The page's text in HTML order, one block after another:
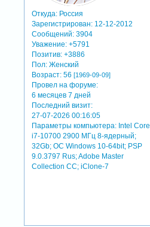
Откуда: Россия
Зарегистрирован: 12-12-2012
Сообщений: 3904
Уважение: +5791
Позитив: +3886
Пол: Женский
Возраст: 56[1969-09-09]
Провел на форуме:
6 месяцев 7 дней
Последний визит:
27-07-2026 00:16:05
Параметры компьютера: Intel Core
i7-10700 2900 МГц 8-ядерный;
32Gb; ОС Windows 10-64bit; PSP
9.0.3797 Rus; Adobe Master
Collection СС; iClone-7